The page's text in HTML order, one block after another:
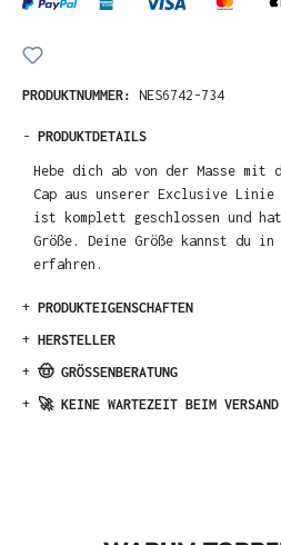
PRODUKTNUMMER: NES6742-734
- PRODUKTDETAILS
Hebe dich ab von der Masse
Cap aus unserer Exclusive Linie
ist komplett geschlossen und
Größe. Deine Größe kannst du
erfahren.
+ PRODUKTEIGENSCHAFTEN
+ HERSTELLER
+ 🤠 GRÖSSENBERATUNG
+ 🚀 KEINE WARTEZEIT BEIM VERSAND